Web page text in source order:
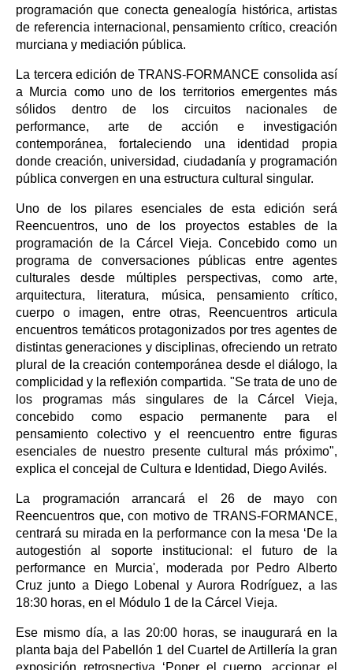
programación que conecta genealogía histórica, artistas
de referencia internacional, pensamiento crítico, creación
murciana y mediación pública.
La tercera edición de TRANS-FORMANCE consolida así
a Murcia como uno de los territorios emergentes más
sólidos dentro de los circuitos nacionales de
performance, arte de acción e investigación
contemporánea, fortaleciendo una identidad propia
donde creación, universidad, ciudadanía y programación
pública convergen en una estructura cultural singular.
Uno de los pilares esenciales de esta edición será
Reencuentros, uno de los proyectos estables de la
programación de la Cárcel Vieja. Concebido como un
programa de conversaciones públicas entre agentes
culturales desde múltiples perspectivas, como arte,
arquitectura, literatura, música, pensamiento crítico,
cuerpo o imagen, entre otras, Reencuentros articula
encuentros temáticos protagonizados por tres agentes de
distintas generaciones y disciplinas, ofreciendo un retrato
plural de la creación contemporánea desde el diálogo, la
complicidad y la reflexión compartida. "Se trata de uno de
los programas más singulares de la Cárcel Vieja,
concebido como espacio permanente para el
pensamiento colectivo y el reencuentro entre figuras
esenciales de nuestro presente cultural más próximo",
explica el concejal de Cultura e Identidad, Diego Avilés.
La programación arrancará el 26 de mayo con
Reencuentros que, con motivo de TRANS-FORMANCE,
centrará su mirada en la performance con la mesa ‘De la
autogestión al soporte institucional: el futuro de la
performance en Murcia', moderada por Pedro Alberto
Cruz junto a Diego Lobenal y Aurora Rodríguez, a las
18:30 horas, en el Módulo 1 de la Cárcel Vieja.
Ese mismo día, a las 20:00 horas, se inaugurará en la
planta baja del Pabellón 1 del Cuartel de Artillería la gran
exposición retrospectiva ‘Poner el cuerpo, accionar el